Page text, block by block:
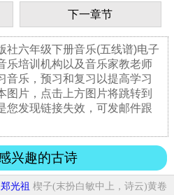
下一章节
社六年级下册音乐(五线谱)电子
乐培训机构以及音乐家教老师
音乐，预习和复习以提高学习
图片，点击上方图片将跳转到
您发现链接失效，可发邮件跟
兴趣的古诗
郑光祖 楔子(末扮白敏中上，诗云)黄卷